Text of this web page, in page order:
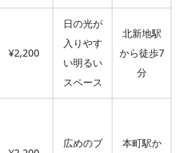
¥2,200
日の光が
入りやす
い明るい
スペース
北新地駅
から徒歩7
分
広めのブ
本町駅か